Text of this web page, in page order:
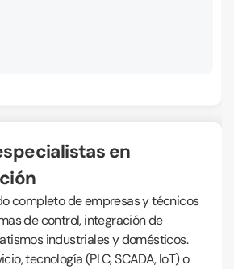
completo de empresas y técnicos
de control, integración de
industriales y domésticos.
tecnología (PLC, SCADA, IoT) o